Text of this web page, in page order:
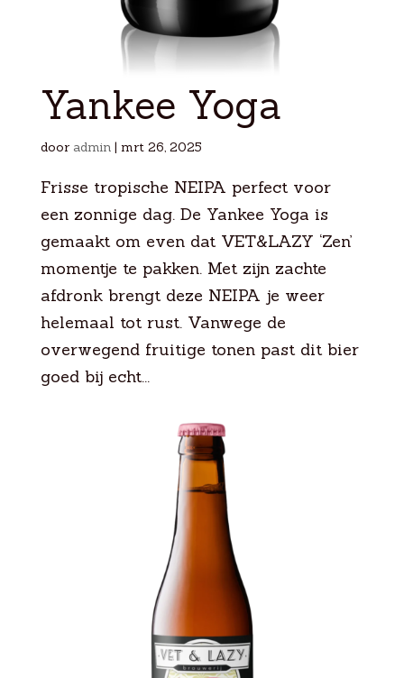
Yankee Yoga
door admin | mrt 26, 2025
Frisse tropische NEIPA perfect voor
een zonnige dag. De Yankee Yoga is
gemaakt om even dat VET&LAZY ‘Zen’
momentje te pakken. Met zijn zachte
afdronk brengt deze NEIPA je weer
helemaal tot rust. Vanwege de
overwegend fruitige tonen past dit bier
goed bij echt...